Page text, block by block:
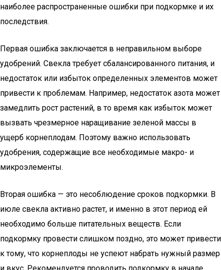
наиболее распространенные ошибки при подкормке и их
последствия.
Первая ошибка заключается в неправильном выборе
удобрений. Свекла требует сбалансированного питания, и
недостаток или избыток определенных элементов может
привести к проблемам. Например, недостаток азота может
замедлить рост растений, в то время как избыток может
вызвать чрезмерное наращивание зеленой массы в
ущерб корнеплодам. Поэтому важно использовать
удобрения, содержащие все необходимые макро- и
микроэлементы.
Вторая ошибка — это несоблюдение сроков подкормки. В
июле свекла активно растет, и именно в этот период ей
необходимо больше питательных веществ. Если
подкормку провести слишком поздно, это может привести
к тому, что корнеплоды не успеют набрать нужный размер